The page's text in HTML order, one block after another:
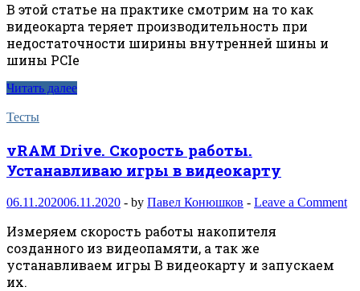
В этой статье на практике смотрим на то как
видеокарта теряет производительность при
недостаточности ширины внутренней шины и
шины PCIe
Читать далее
Тесты
vRAM Drive. Скорость работы.
Устанавливаю игры в видеокарту
06.11.202006.11.2020 - by Павел Конюшков - Leave a Comment
Измеряем скорость работы накопителя
созданного из видеопамяти, а так же
устанавливаем игры В видеокарту и запускаем
их.